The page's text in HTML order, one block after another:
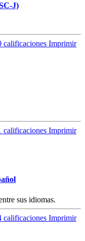
J)
calificaciones Imprimir
calificaciones Imprimir
sus idiomas.
calificaciones Imprimir